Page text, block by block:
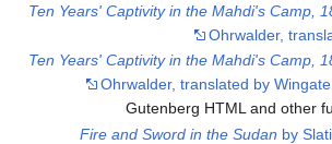
Ten Years' Captivity in the Mahdi's Camp,
Ohrwalder,
Ten Years' Captivity in the Mahdi's Camp,
Ohrwalder, translated by
Gutenberg HTML and other
Fire and Sword in the Sudan by